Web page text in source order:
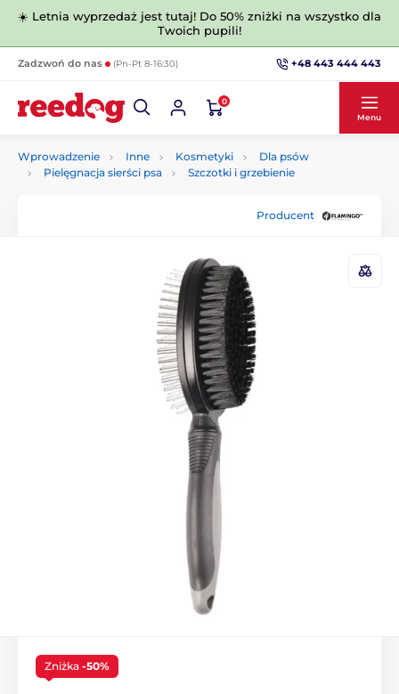
☀️ Letnia wyprzedaż jest tutaj! Do 50% zniżki na wszystko dla
Twoich pupili!
Zadzwoń do nas (Pn-Pt 8-16:30) +48 443 444 443
0
Menu
Wprowadzenie Inne Kosmetyki
Dla psów
Pielęgnacja sierści psa
Szczotki i grzebienie
Producent
Zniżka -50%